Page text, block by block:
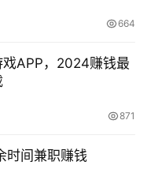
664
戏APP，2024赚钱最
871
时间兼职赚钱